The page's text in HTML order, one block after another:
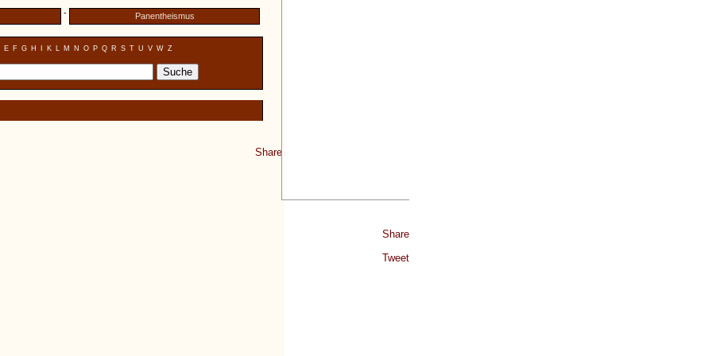
Share
Tweet
- Panentheismus
E F G H K L M N O P Q R S T U V W Z
Share